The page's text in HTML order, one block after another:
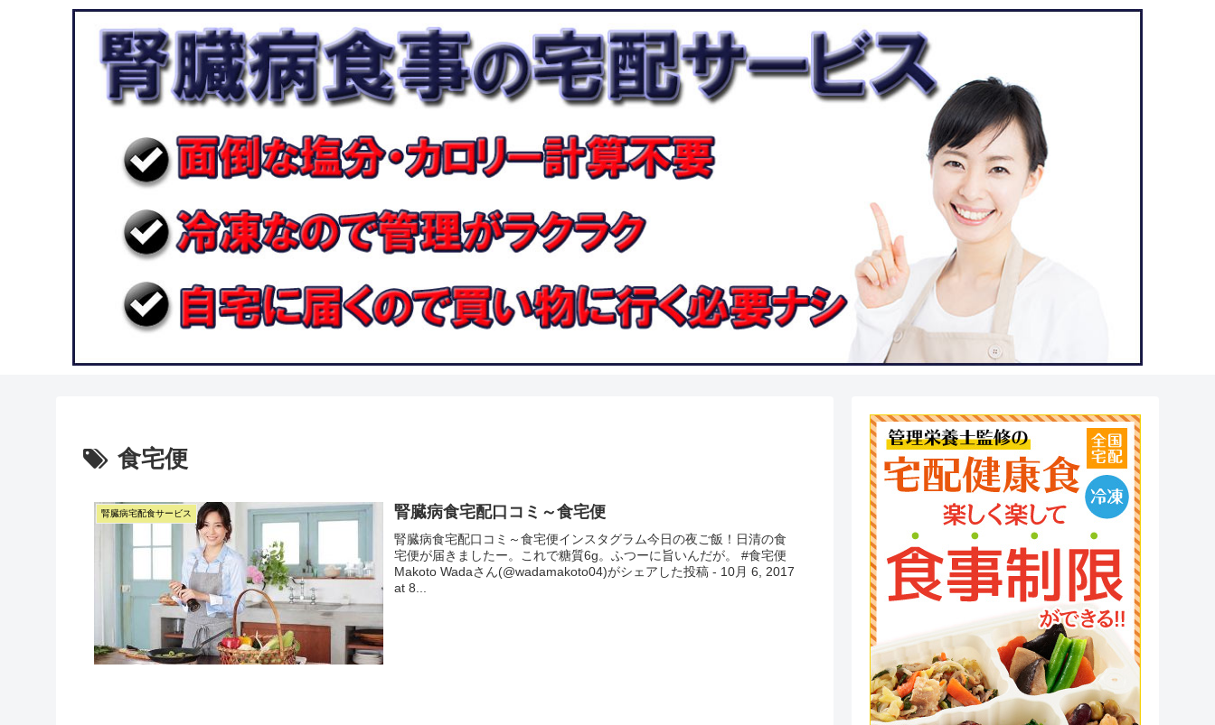
食宅便
腎臓病宅配食サービス 腎臓病食宅配口コミ～食宅便
腎臓病食宅配口コミ～食宅便インスタグラム今日の夜ご飯！日清の食
宅便が届きましたー。これで糖質6g。ふつーに旨いんだが。 #食宅便
Makoto Wadaさん(@wadamakoto04)がシェアした投稿 - 10月 6, 2017
at 8...